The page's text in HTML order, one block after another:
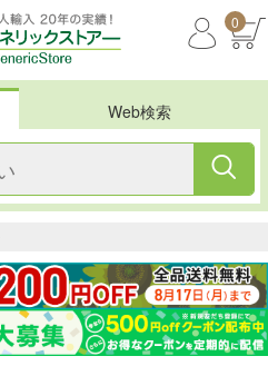
0
Web検索